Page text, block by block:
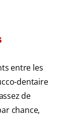
entre les
dentaire
de
chance,